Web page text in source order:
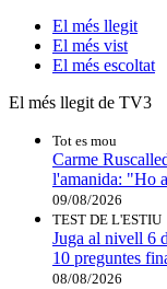
El més llegit
El més vist
El més escoltat
El més llegit de TV3
Tot es mou
Carme
l'amanida: "Ho
09/08/2026
TEST DE L'ESTIU
Juga al nivell 6
10 preguntes
08/08/2026